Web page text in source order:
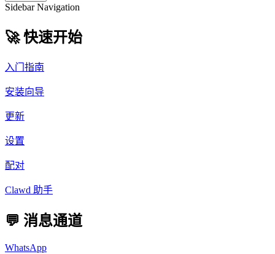
Sidebar Navigation
🚀 快速开始
入门指南
安装向导
更新
设置
配对
Clawd 助手
💬 消息通道
WhatsApp